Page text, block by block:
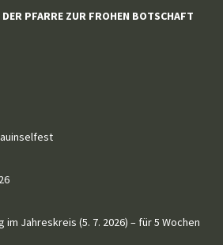
PFARRE ZUR FROHEN BOTSCHAFT
im Jahreskreis (5. 7. 2026) – für 5 Wochen